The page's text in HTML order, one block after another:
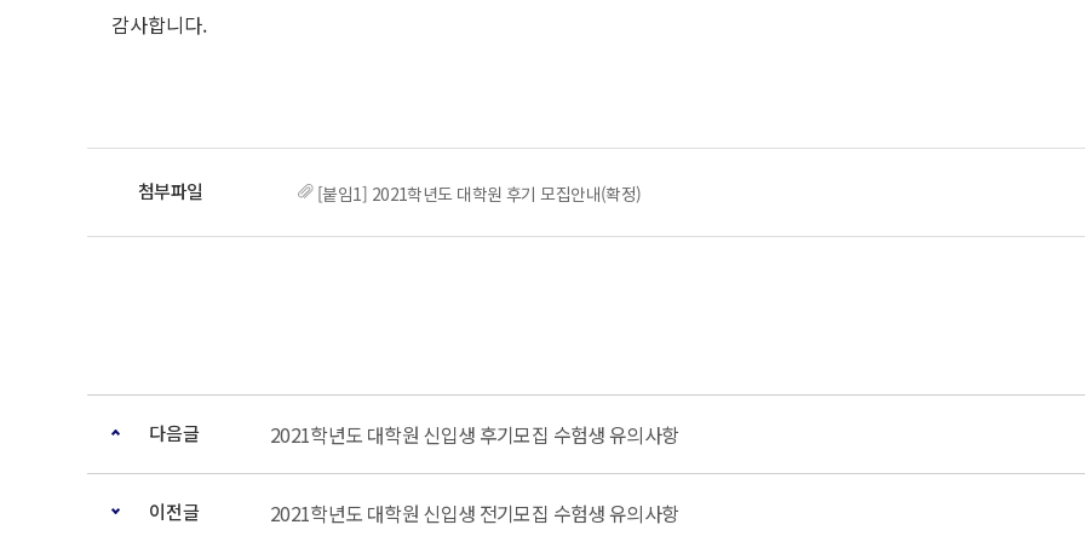
감사합니다.
[붙임1] 2021학년도 대학원 후기 모집안내(확정)
다음글 2021학년도 대학원 신입생 후기모집 수험생 유의사항
이전글 2021학년도 대학원 신입생 전기모집 수험생 유의사항